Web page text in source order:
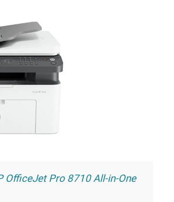
OfficeJet Pro 8710 All-in-One